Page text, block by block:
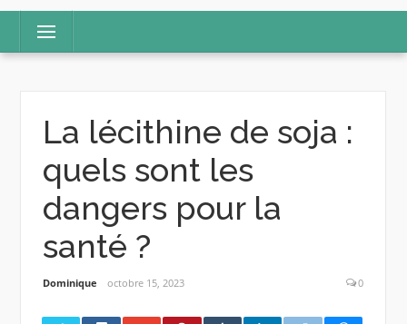
Menu
La lécithine de soja :
quels sont les
dangers pour la
santé ?
Dominique octobre 15, 2023 0